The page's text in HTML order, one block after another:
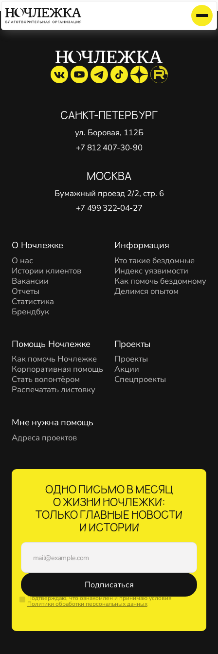
Элемент не найден!
О Ночлежке
О нас
Истории клиентов
Вакансии
Отчеты
Статистика
Брендбук
Помощь Ночлежке
Как помочь Ночлежке
Корпоративная помощь
Стать волонтёром
Распечатать листовку
Проекты
Проекты
Акции
Спецпроекты
Информация
Кто такие бездомные
Индекс уязвимости
Как помочь бездомному
Делимся опытом
Мне нужна помощь
Адреса проектов
САНКТ-ПЕТЕРБУРГ
ул. Боровая, 112Б
+7 812 407-30-90
МОСКВА
Бумажный проезд 2/2, стр. 6
+7 499 322-04-27
ОДНО ПИСЬМО В МЕСЯЦ
О ЖИЗНИ НОЧЛЕЖКИ:
ТОЛЬКО ГЛАВНЫЕ НОВОСТИ
И ИСТОРИИ
Подписаться
Подтверждаю, что ознакомлен и принимаю условия
Политики обработки персональных данных